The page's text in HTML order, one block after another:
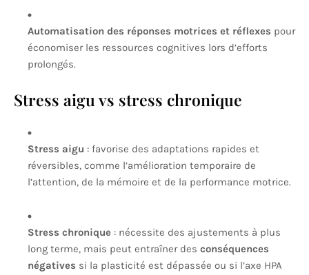
Automatisation des réponses motrices et réflexes pour
économiser les ressources cognitives lors d’efforts
prolongés.
Stress aigu vs stress chronique
Stress aigu : favorise des adaptations rapides et
réversibles, comme l’amélioration temporaire de
l’attention, de la mémoire et de la performance motrice.
Stress chronique : nécessite des ajustements à plus
long terme, mais peut entraîner des conséquences
négatives si la plasticité est dépassée ou si l’axe HPA